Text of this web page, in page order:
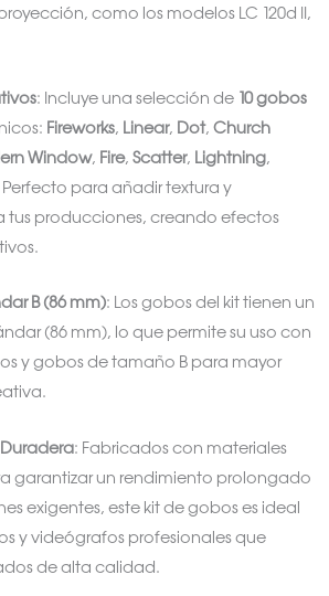
como los modelos LC 120d II,
: Incluye una selección de 10 gobos
Fireworks, Linear, Dot, Church
Window, Fire, Scatter, Lightning,
Perfecto para añadir textura y
tus producciones, creando efectos
B (86 mm): Los gobos del kit tienen un
(86 mm), lo que permite su uso con
y gobos de tamaño B para mayor
: Fabricados con materiales
garantizar un rendimiento prolongado
exigentes, este kit de gobos es ideal
y videógrafos profesionales que
de alta calidad.